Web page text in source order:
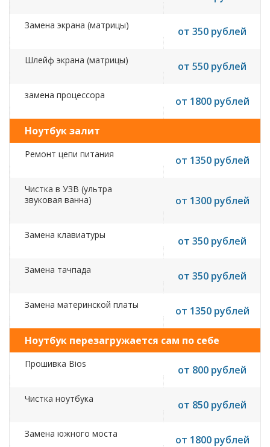
Замена экрана (матрицы) от 350 рублей
Шлейф экрана (матрицы) от 550 рублей
замена процессора от 1800 рублей
Ноутбук залит
Ремонт цепи питания от 1350 рублей
Чистка в УЗВ (ультра
звуковая ванна)
от 1300 рублей
Замена клавиатуры от 350 рублей
Замена тачпада от 350 рублей
Замена материнской платы от 1350 рублей
Ноутбук перезагружается сам по себе
Прошивка Bios от 800 рублей
Чистка ноутбука от 850 рублей
Замена южного моста от 1800 рублей